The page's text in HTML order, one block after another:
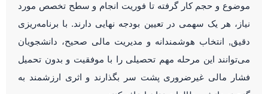
موضوع و حجم کار گرفته تا فوریت انجام و سطح تخصص مورد
نیاز، هر یک سهمی در تعیین بودجه نهایی دارند. با برنامه‌ریزی
دقیق, انتخاب هوشمندانه و مدیریت مالی صحیح، دانشجویان
می‌توانند این مرحله مهم تحصیلی را با موفقیت و بدون تحمیل
فشار مالی غیرضروری پشت سر بگذارند و اثری ارزشمند به